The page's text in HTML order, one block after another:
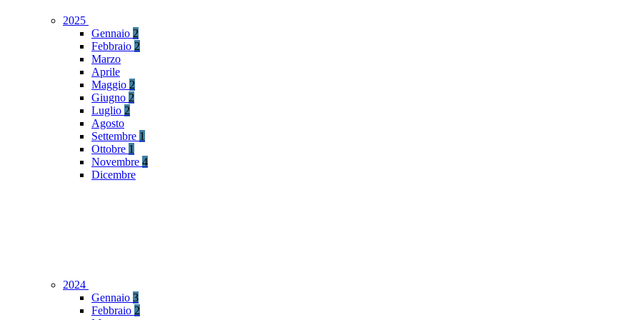
2025
Gennaio 2
Febbraio 2
Marzo
Aprile
Maggio 2
Giugno 2
Luglio 2
Agosto
Settembre 1
Ottobre 1
Novembre 4
Dicembre
2024
Gennaio 3
Febbraio 2